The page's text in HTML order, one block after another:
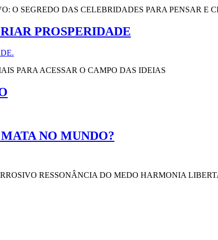
O SEGREDO DAS CELEBRIDADES PARA PENSAR E
PROSPERIDADE
PARA ACESSAR O CAMPO DAS IDEIAS
NO MUNDO?
RESSONÂNCIA DO MEDO HARMONIA